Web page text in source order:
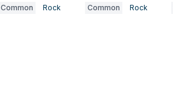
Common Rock Common Rock